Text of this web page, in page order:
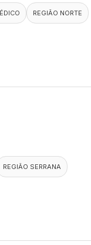
REGIÃO NORTE
REGIÃO SERRANA